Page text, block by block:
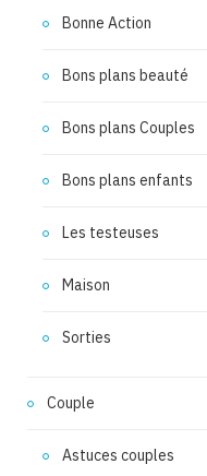
Bonne Action
Bons plans beauté
Bons plans Couples
Bons plans enfants
Les testeuses
Maison
Sorties
Couple
Astuces couples